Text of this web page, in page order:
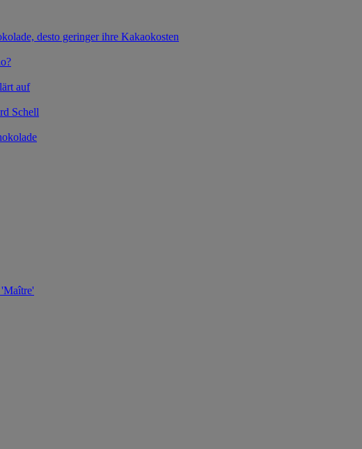
desto geringer ihre Kakaokosten
auf
Schell